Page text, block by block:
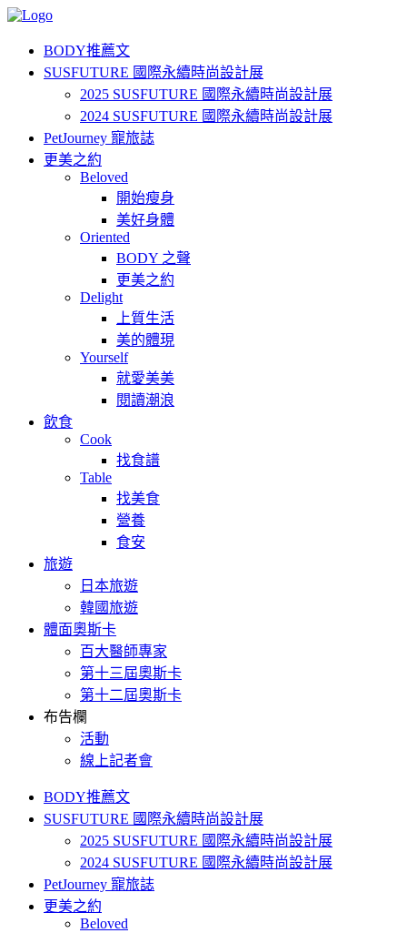
BODY推薦文
SUSFUTURE 國際永續時尚設計展
2025 SUSFUTURE 國際永續時尚設計展
2024 SUSFUTURE 國際永續時尚設計展
PetJourney 寵旅誌
更美之約
Beloved
開始瘦身
美好身體
Oriented
BODY 之聲
更美之約
Delight
上質生活
美的體現
Yourself
就愛美美
閱讀潮浪
飲食
Cook
找食譜
Table
找美食
營養
食安
旅遊
日本旅遊
韓國旅遊
體面奧斯卡
百大醫師專家
第十三屆奧斯卡
第十二屆奧斯卡
布告欄
活動
線上記者會
BODY推薦文
SUSFUTURE 國際永續時尚設計展
2025 SUSFUTURE 國際永續時尚設計展
2024 SUSFUTURE 國際永續時尚設計展
PetJourney 寵旅誌
更美之約
Beloved